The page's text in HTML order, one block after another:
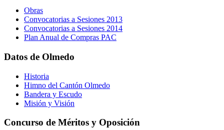
Obras
Convocatorias a Sesiones 2013
Convocatorias a Sesiones 2014
Plan Anual de Compras PAC
Datos de Olmedo
Historia
Himno del Cantón Olmedo
Bandera y Escudo
Misión y Visión
Concurso de Méritos y Oposición